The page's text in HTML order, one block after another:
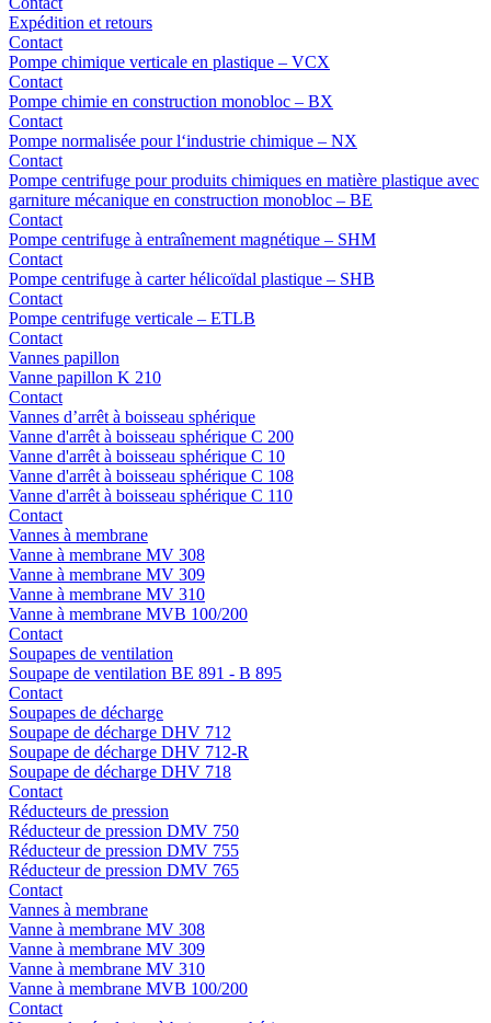
Expédition et retours
Contact
Pompe chimique verticale en plastique – VCX
Contact
Pompe chimie en construction monobloc – BX
Contact
Pompe normalisée pour l‘industrie chimique – NX
Contact
Pompe centrifuge pour produits chimiques en matière plastique avec
garniture mécanique en construction monobloc – BE
Contact
Pompe centrifuge à entraînement magnétique – SHM
Contact
Pompe centrifuge à carter hélicoïdal plastique – SHB
Contact
Pompe centrifuge verticale – ETLB
Contact
Vannes papillon
Vanne papillon K 210
Contact
Vannes d’arrêt à boisseau sphérique
Vanne d'arrêt à boisseau sphérique C 200
Vanne d'arrêt à boisseau sphérique C 10
Vanne d'arrêt à boisseau sphérique C 108
Vanne d'arrêt à boisseau sphérique C 110
Contact
Vannes à membrane
Vanne à membrane MV 308
Vanne à membrane MV 309
Vanne à membrane MV 310
Vanne à membrane MVB 100/200
Contact
Soupapes de ventilation
Soupape de ventilation BE 891 - B 895
Contact
Soupapes de décharge
Soupape de décharge DHV 712
Soupape de décharge DHV 712-R
Soupape de décharge DHV 718
Contact
Réducteurs de pression
Réducteur de pression DMV 750
Réducteur de pression DMV 755
Réducteur de pression DMV 765
Contact
Vannes à membrane
Vanne à membrane MV 308
Vanne à membrane MV 309
Vanne à membrane MV 310
Vanne à membrane MVB 100/200
Contact